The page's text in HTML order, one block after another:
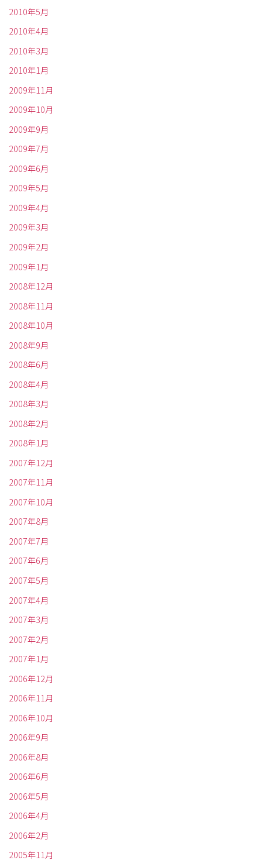
2010年5月
2010年4月
2010年3月
2010年1月
2009年11月
2009年10月
2009年9月
2009年7月
2009年6月
2009年5月
2009年4月
2009年3月
2009年2月
2009年1月
2008年12月
2008年11月
2008年10月
2008年9月
2008年6月
2008年4月
2008年3月
2008年2月
2008年1月
2007年12月
2007年11月
2007年10月
2007年8月
2007年7月
2007年6月
2007年5月
2007年4月
2007年3月
2007年2月
2007年1月
2006年12月
2006年11月
2006年10月
2006年9月
2006年8月
2006年6月
2006年5月
2006年4月
2006年2月
2005年11月